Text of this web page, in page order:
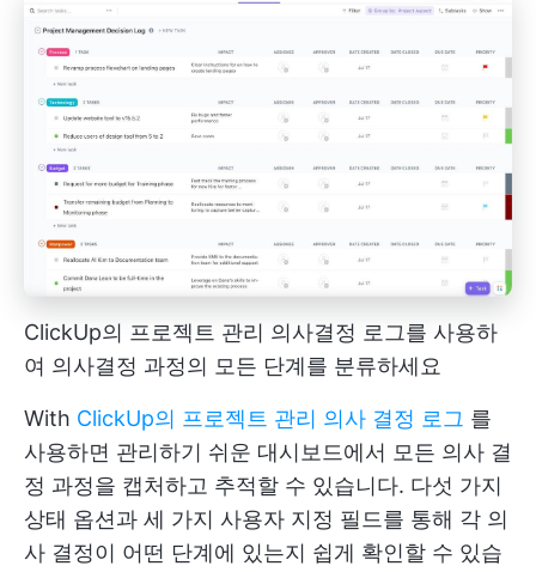
ClickUp의 프로젝트 관리 의사결정 로그를 사용하
여 의사결정 과정의 모든 단계를 분류하세요
With ClickUp의 프로젝트 관리 의사 결정 로그 를
사용하면 관리하기 쉬운 대시보드에서 모든 의사 결
정 과정을 캡처하고 추적할 수 있습니다. 다섯 가지
상태 옵션과 세 가지 사용자 지정 필드를 통해 각 의
사 결정이 어떤 단계에 있는지 쉽게 확인할 수 있습